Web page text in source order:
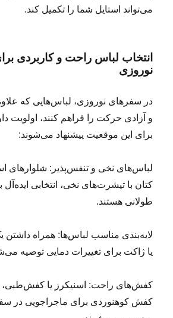
می‌تواند استایل شما را تکمیل کند.
انتخاب لباس راحت و کاربردی
نوروزی
در سفرهای نوروزی، لباس‌هایی که علاوه
و آزادی حرکت را فراهم کنند، اولویت
برای این موقعیت پیشنهاد می‌شوند:
لباس‌های نخی و تنفس‌پذیر: شلوارهای
کتان با تیشرت‌های نخی، انتخابی
طولانی هستند.
لایه‌بندی مناسب لباس‌ها: همراه
یا ژاکت برای تغییرات دمایی توصیه
کفش‌های راحت: اسنیکرز یا کفش‌طبی،
کفش کوهنوردی برای ماجراجویی در